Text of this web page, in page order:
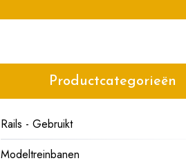
Productcategorieën
Rails - Gebruikt
Modeltreinbanen